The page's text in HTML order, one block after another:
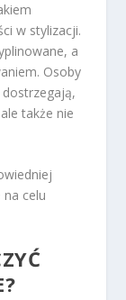
w stylizacji.
a
Osoby
także nie
celu